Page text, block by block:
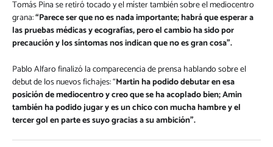
Tomás Pina se retiró tocado y el míster también sobre el mediocentro
grana:“Parece ser que no es nada importante; habrá que esperar a
las pruebas médicas y ecografías, pero el cambio ha sido por
precaución y los síntomas nos indican que no es gran cosa”.
Pablo Alfaro finalizó la comparecencia de prensa hablando sobre el
debut de los nuevos fichajes: “Martin ha podido debutar en esa
posición de mediocentro y creo que se ha acoplado bien; Amin
también ha podido jugar y es un chico con mucha hambre y el
tercer gol en parte es suyo gracias a su ambición”.